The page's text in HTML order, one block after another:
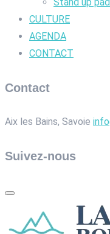
CULTURE
AGENDA
CONTACT
Contact
Aix les Bains, Savoie
Suivez-nous